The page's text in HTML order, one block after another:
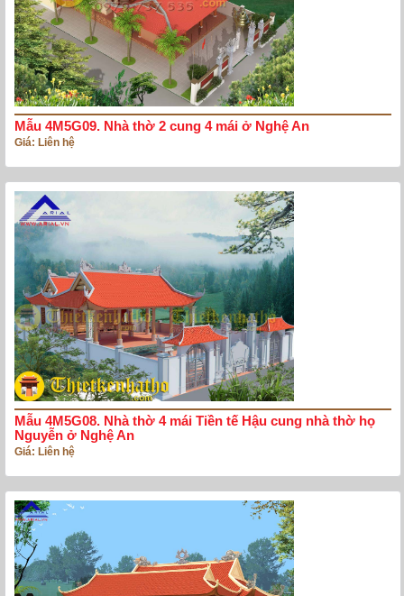
Mẫu 4M5G09. Nhà thờ 2 cung 4 mái ở Nghệ An
Giá: Liên hệ
Mẫu 4M5G08. Nhà thờ 4 mái Tiền tế Hậu cung nhà thờ họ
Nguyễn ở Nghệ An
Giá: Liên hệ